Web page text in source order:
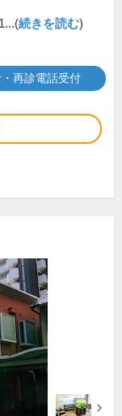
続きを読む)
再診電話受付